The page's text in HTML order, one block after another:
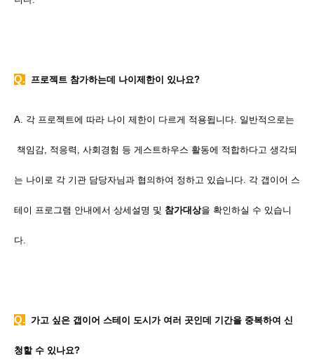
Q. 프로젝트 참가하는데 나이제한이 있나요?
A. 각 프로젝트에 따라 나이 제한이 다르게 적용됩니다. 일반적으로는
책임감, 적응력, 사회경험 등 게스트하우스 활동에 적합하다고 생각되
는 나이로 각 기관 담당자님과 협의하여 정하고 있습니다. 각 갭이어 스
테이 프로그램 안내에서 상세설명 및 참가대상을 확인하실 수 있습니
다.
Q. 가고 싶은 갭이어 스테이 도시가 여러 곳인데 기간을 중복하여 신
청할 수 있나요?